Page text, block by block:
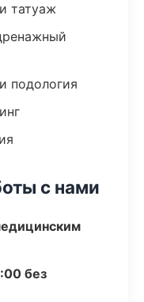
татуаж
подология
с нами
без